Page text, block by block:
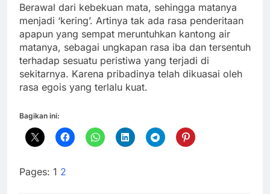
Berawal dari kebekuan mata, sehingga matanya
menjadi ‘kering’. Artinya tak ada rasa penderitaan
apapun yang sempat meruntuhkan kantong air
matanya, sebagai ungkapan rasa iba dan tersentuh
terhadap sesuatu peristiwa yang terjadi di
sekitarnya. Karena pribadinya telah dikuasai oleh
rasa egois yang terlalu kuat.
Bagikan ini:
Pages: 1 2